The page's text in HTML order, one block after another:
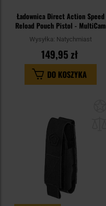
Ładownica Direct Action Speed
Reload Pouch Pistol - MultiCam
Wysyłka: Natychmiast
149,95 zł
DO KOSZYKA